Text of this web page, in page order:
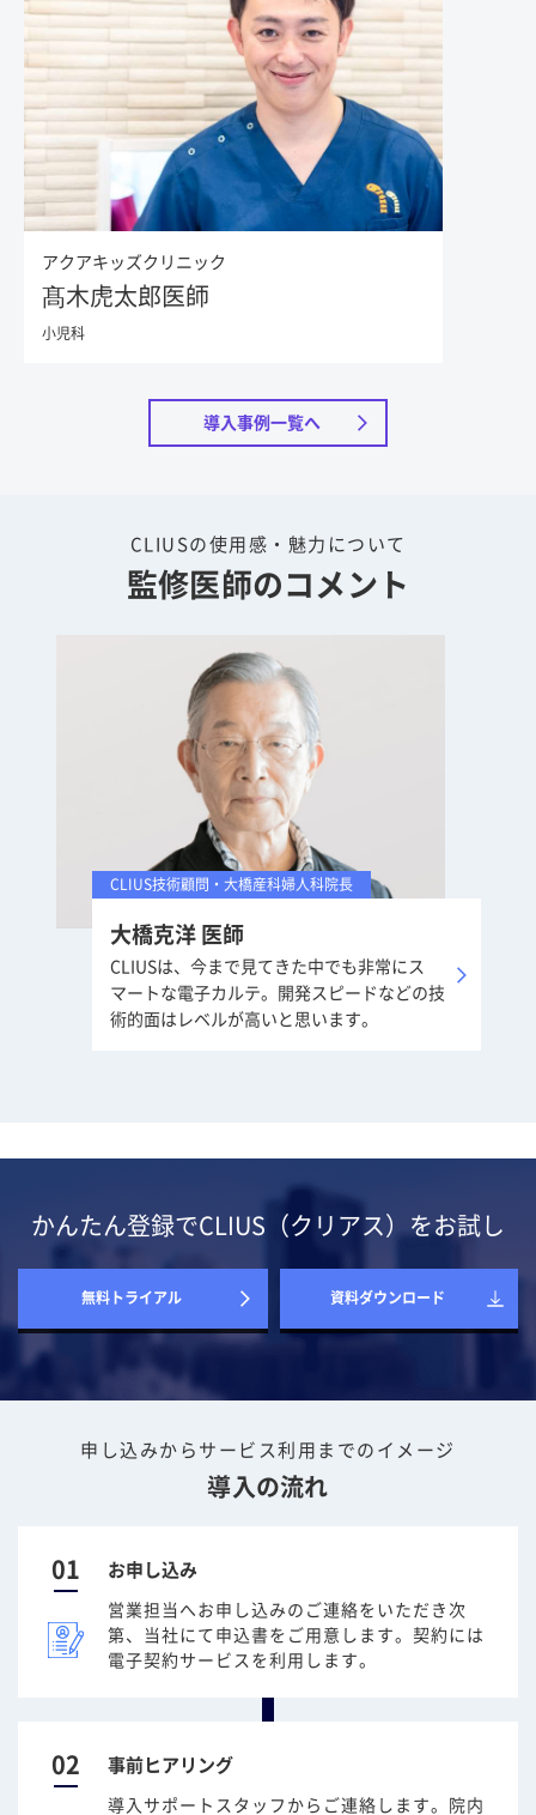
アクアキッズクリニック
髙木虎太郎医師
小児科
導入事例一覧へ
CLIUSの使用感・魅力について
監修医師のコメント
CLIUS技術顧問・大橋産科婦人科院長
大橋克洋 医師
CLIUSは、今まで見てきた中でも非常にス
マートな電子カルテ。開発スピードなどの技
術的面はレベルが高いと思います。
かんたん登録でCLIUS（クリアス）をお試し
無料トライアル 資料ダウンロード
申し込みからサービス利用までのイメージ
導入の流れ
01 お申し込み
営業担当へお申し込みのご連絡をいただき次
第、当社にて申込書をご用意します。契約には
電子契約サービスを利用します。
02 事前ヒアリング
導入サポートスタッフからご連絡します。院内